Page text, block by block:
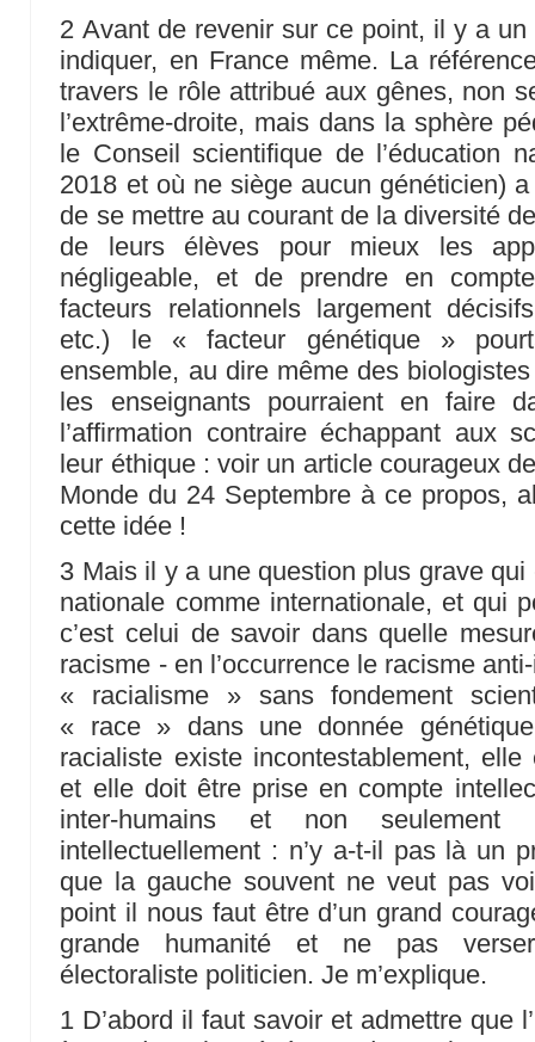
2 Avant de revenir sur ce point, il y a un
indiquer, en France même. La
travers le rôle attribué aux gênes, non
l’extrême-droite, mais dans la sphère
le Conseil scientifique de l’éducation
2018 et où ne siège aucun généticien)
de se mettre au courant de la diversité
de leurs élèves pour mieux les
négligeable, et de prendre en
facteurs relationnels largement
etc.) le « facteur génétique »
ensemble, au dire même des
les enseignants pourraient en faire
l’affirmation contraire échappant aux
leur éthique : voir un article courageux
Monde du 24 Septembre à ce propos,
cette idée !
3 Mais il y a une question plus grave
nationale comme internationale, et qui
c’est celui de savoir dans quelle
racisme - en l’occurrence le racisme
« racialisme » sans fondement
« race » dans une donnée
racialiste existe incontestablement,
et elle doit être prise en compte
inter-humains et non seulement
intellectuellement : n’y a-t-il pas là un
que la gauche souvent ne veut pas
point il nous faut être d’un grand
grande humanité et ne pas
électoraliste politicien. Je m’explique.
1 D’abord il faut savoir et admettre que